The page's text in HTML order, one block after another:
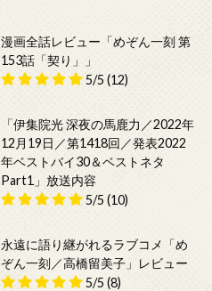
漫画全話レビュー「めぞん一刻 第
153話「契り」」
5/5 (12)
「伊集院光 深夜の馬鹿力／2022年
12月19日／第1418回／発表2022
年ベストバイ30＆ベストネタ
Part1」放送内容
5/5 (10)
永遠に語り継がれるラブコメ「め
ぞん一刻／高橋留美子」レビュー
5/5 (8)